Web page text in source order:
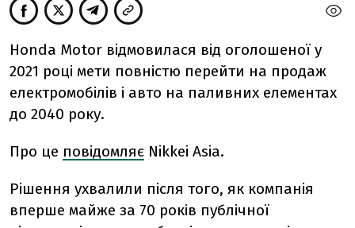
Honda Motor відмовилася від оголошеної у
2021 році мети повністю перейти на продаж
електромобілів і авто на паливних елементах
до 2040 року.
Про це повідомляє Nikkei Asia.
Рішення ухвалили після того, як компанія
вперше майже за 70 років публічної